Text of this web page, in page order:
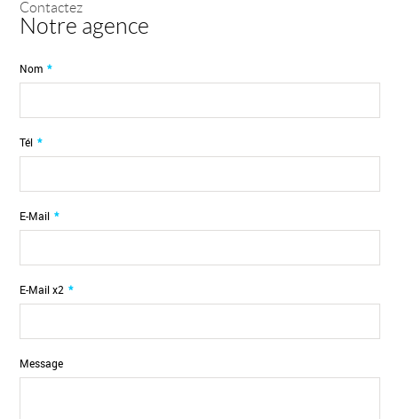
Contactez
Notre agence
Nom *
Tél *
E-Mail *
E-Mail x2 *
Message